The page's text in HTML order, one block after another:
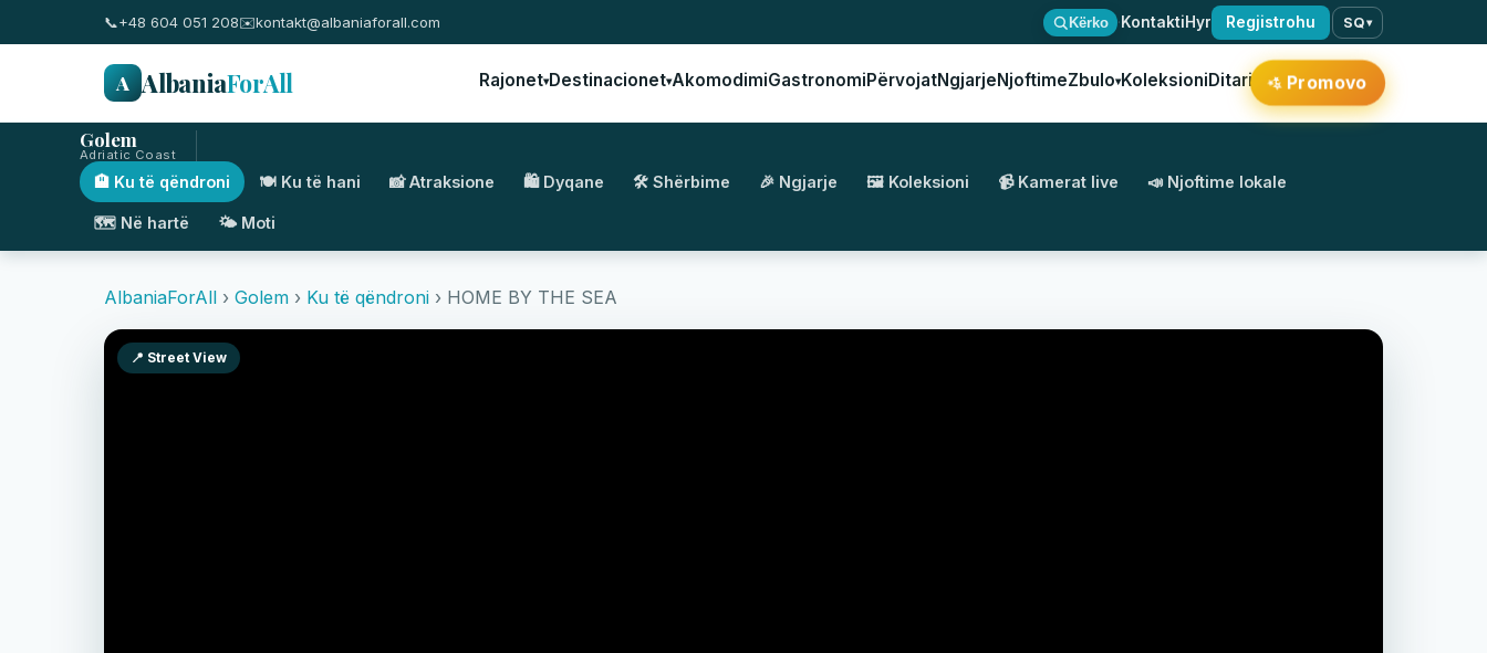
📞+48 604 051 208✉️kontakt@albaniaforall.com Kërko ·KontaktiHyr Regjistrohu SQ▾
A AlbaniaForAll Rajonet▾Destinacionet▾AkomodimiGastronomiPërvojatNgjarjeNjoftimeZbulo▾KoleksioniDitari ✨Promovo
Golem
Adriatic Coast
🏨 Ku të qëndroni 🍽️ Ku të hani 📸 Atraksione 🛍️ Dyqane 🛠️ Shërbime 🎉 Ngjarje 🖼️ Koleksioni 📹 Kamerat live 📣 Njoftime lokale
🗺️ Në hartë 🌤️ Moti
AlbaniaForAll › Golem › Ku të qëndroni › HOME BY THE SEA
📍 Street View